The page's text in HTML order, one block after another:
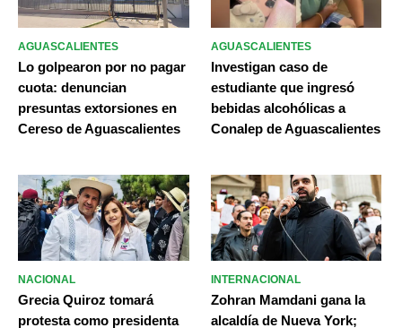
AGUASCALIENTES
Lo golpearon por no pagar
cuota: denuncian
presuntas extorsiones en
Cereso de Aguascalientes
AGUASCALIENTES
Investigan caso de
estudiante que ingresó
bebidas alcohólicas a
Conalep de Aguascalientes
NACIONAL
Grecia Quiroz tomará
protesta como presidenta
INTERNACIONAL
Zohran Mamdani gana la
alcaldía de Nueva York;